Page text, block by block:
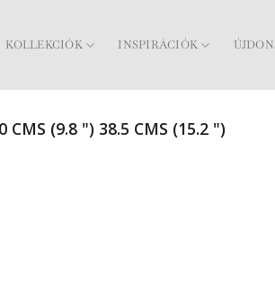
KOLLEKCIÓK INSPIRÁCIÓK
CMS (9.8 ") 38.5 CMS (15.2 ")